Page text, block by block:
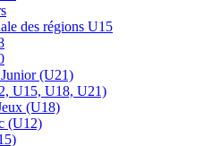
des régions U15
(U21)
U15, U18, U21)
(U18)
(U12)